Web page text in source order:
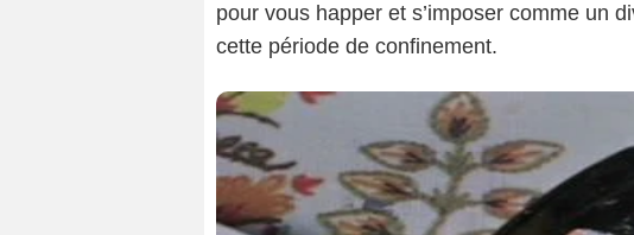
pour vous happer et s’imposer comme un
cette période de confinement.